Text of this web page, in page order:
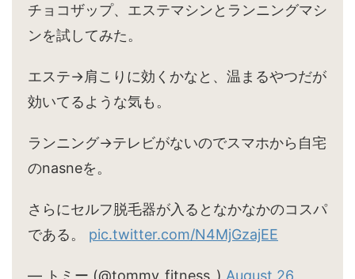
チョコザップ、エステマシンとランニングマシ
ンを試してみた。
エステ→肩こりに効くかなと、温まるやつだが
効いてるような気も。
ランニング→テレビがないのでスマホから自宅
のnasneを。
さらにセルフ脱毛器が入るとなかなかのコスパ
である。 pic.twitter.com/N4MjGzajEE
— トミー (@tommy_fitness_) August 26,